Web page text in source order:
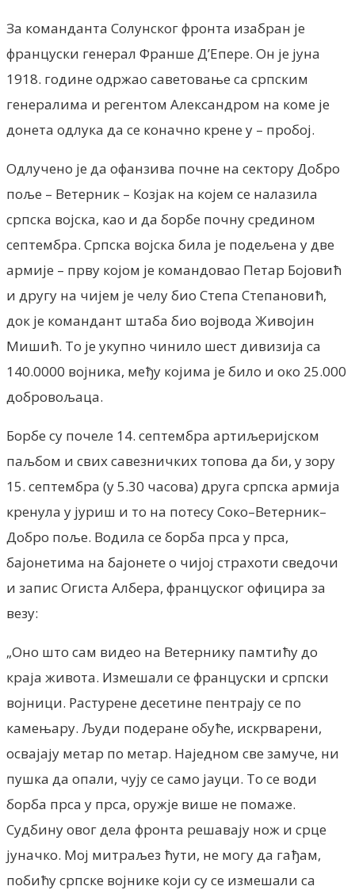
За команданта Солунског фронта изабран је
француски генерал Франше Д’Епере. Он је јуна
1918. године одржао саветовање са српским
генералима и регентом Александром на коме је
донета одлука да се коначно крене у – пробој.
Одлучено је да офанзива почне на сектору Добро
поље – Ветерник – Козјак на којем се налазила
српска војска, као и да борбе почну средином
септембра. Српска војска била је подељена у две
армије – прву којом је командовао Петар Бојовић
и другу на чијем је челу био Степа Степановић,
док је командант штаба био војвода Живојин
Мишић. То је укупно чинило шест дивизија са
140.0000 војника, међу којима је било и око 25.000
добровољаца.
Борбе су почеле 14. септембра артиљеријском
паљбом и свих савезничких топова да би, у зору
15. септембра (у 5.30 часова) друга српска армија
кренула у јуриш и то на потесу Соко–Ветерник–
Добро поље. Водила се борба прса у прса,
бајонетима на бајонете о чијој страхоти сведочи
и запис Огиста Албера, француског официра за
везу:
„Оно што сам видео на Ветернику памтићу до
краја живота. Измешали се француски и српски
војници. Растурене десетине пентрају се по
камењару. Људи подеране обуће, искрварени,
освајају метар по метар. Наједном све замуче, ни
пушка да опали, чују се само јауци. То се води
борба прса у прса, оружје више не помаже.
Судбину овог дела фронта решавају нож и срце
јуначко. Мој митраљез ћути, не могу да гађам,
побићу српске војнике који су се измешали са